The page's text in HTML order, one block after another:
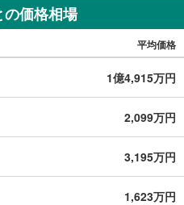
価格相場
平均価格
1億4,915万円
2,099万円
3,195万円
1,623万円